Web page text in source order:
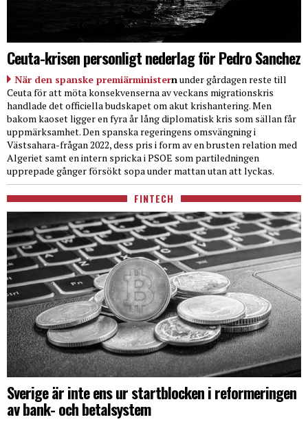
Ceuta-krisen personligt nederlag för Pedro Sanchez
När den spanske premiärministern under gårdagen reste till
Ceuta för att möta konsekvenserna av veckans migrationskris
handlade det officiella budskapet om akut krishantering. Men
bakom kaoset ligger en fyra år lång diplomatisk kris som sällan får
uppmärksamhet. Den spanska regeringens omsvängning i
Västsahara-frågan 2022, dess pris i form av en brusten relation med
Algeriet samt en intern spricka i PSOE som partiledningen
upprepade gånger försökt sopa under mattan utan att lyckas.
FINTECH
Sverige är inte ens ur startblocken i reformeringen
av bank- och betalsystem